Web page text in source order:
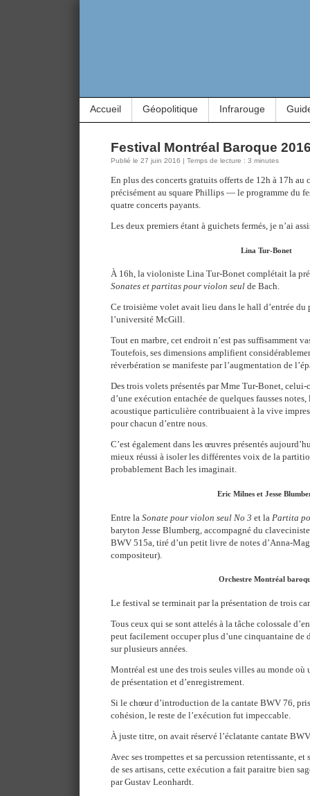
Accueil Géopolitique Infrarouge
Festival Montréal Baroque
Publié le 27 juin 2016 | Temps de lecture : 3 minutes
En plus des concerts gratuits offerts de 12h à 17h
précisément au square Phillips — le programme du
quatre concerts payants.
Les deux premiers étant à guichets fermés, je n’ai
Lina Tur-Bonet
À 16h, la violoniste Lina Tur-Bonet complétait la
Sonates et partitas pour violon seul de Bach.
Ce troisième volet avait lieu dans le hall d’entrée du
l’université McGill.
Tout en marbre, cet endroit n’est pas suffisamment
Toutefois, ses dimensions amplifient
réverbération se manifeste par l’augmentation de
Des trois volets présentés par Mme Tur-Bonet,
d’une exécution entachée de quelques fausses
acoustique particulière contribuaient à la vive
pour chacun d’entre nous.
C’est également dans les œuvres présentés
mieux réussi à isoler les différentes voix de la
probablement Bach les imaginait.
Eric Milnes et Jesse
Entre la Sonate pour violon seul No 3 et la Partita
baryton Jesse Blumberg, accompagné du
BWV 515a, tiré d’un petit livre de notes d’Anna-
compositeur).
Orchestre Montréal
Le festival se terminait par la présentation de trois
Tous ceux qui se sont attelés à la tâche colossale
peut facilement occuper plus d’une cinquantaine
sur plusieurs années.
Montréal est une des trois seules villes au monde où
de présentation et d’enregistrement.
Si le chœur d’introduction de la cantate BWV 76,
cohésion, le reste de l’exécution fut impeccable.
À juste titre, on avait réservé l’éclatante cantate
Avec ses trompettes et sa percussion retentissante, et
de ses artisans, cette exécution a fait paraitre bien
par Gustav Leonhardt.